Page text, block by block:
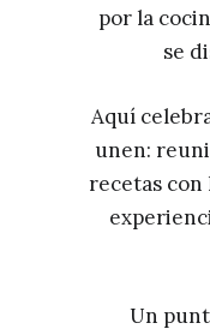
por la
se
Aquí
unen:
recetas con
Un